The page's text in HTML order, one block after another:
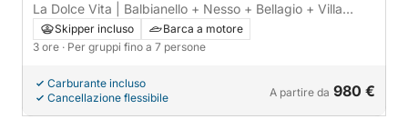
Italy
La Dolce Vita | Balbianello + Nesso + Bellagio + Villa
Carlotta
Skipper incluso
Barca a motore
3 ore · Per gruppi fino a 7 persone
Carburante incluso
Cancellazione flessibile
A partire da 980 €